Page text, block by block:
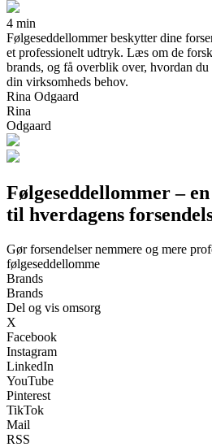
4 min
Følgeseddellommer beskytter dine
et professionelt udtryk. Læs om de
brands, og få overblik over, hvordan
din virksomheds behov.
Rina Odgaard
Rina
Odgaard
Følgeseddellommer –
til hverdagens
Gør forsendelser nemmere og mere
følgeseddellomme
Brands
Brands
Del og vis omsorg
X
Facebook
Instagram
LinkedIn
YouTube
Pinterest
TikTok
Mail
RSS